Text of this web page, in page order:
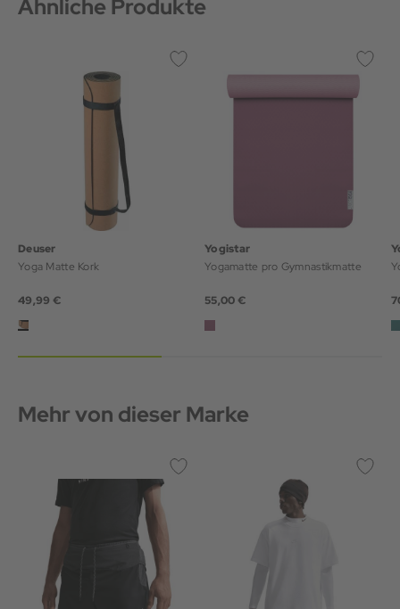
Ähnliche Produkte
Deuser
Yoga Matte Kork
49,99 €
Yogistar
Yogamatte pro Gymnastikmatte
55,00 €
Mehr von dieser Marke